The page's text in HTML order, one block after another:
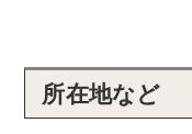
所在地など